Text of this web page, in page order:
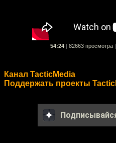
54:24 82663 просмотра
Канал TacticMedia
Поддержать проекты